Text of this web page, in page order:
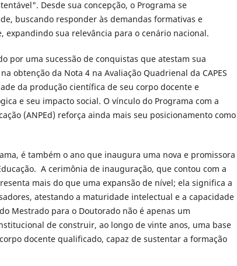
Desde sua concepção, o Programa se
buscando responder às demandas formativas e
expandindo sua relevância para o cenário nacional.
por uma sucessão de conquistas que atestam sua
obtenção da Nota 4 na Avaliação Quadrienal da CAPES
da produção científica de seu corpo docente e
e seu impacto social. O vínculo do Programa com a
(ANPEd) reforça ainda mais seu posicionamento como
é também o ano que inaugura uma nova e promissora
A cerimônia de inauguração, que contou com a
mais do que uma expansão de nível; ela significa a
atestando a maturidade intelectual e a capacidade
Mestrado para o Doutorado não é apenas um
de construir, ao longo de vinte anos, uma base
docente qualificado, capaz de sustentar a formação